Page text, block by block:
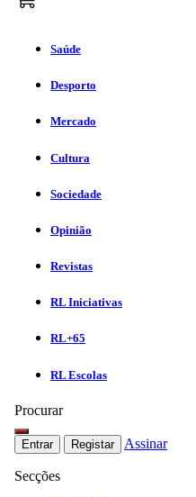
Saúde
Desporto
Mercado
Cultura
Sociedade
Opinião
Revistas
RL Iniciativas
RL+65
RL Escolas
Procurar
Entrar Registar Assinar
Secções